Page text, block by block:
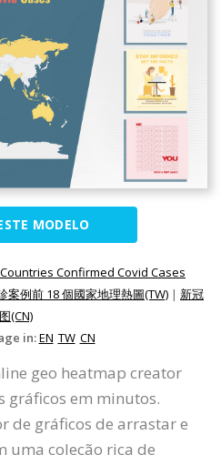
MODELO
Confirmed Covid Cases
案例前 18 個國家地理熱圖(TW) | 新冠
(CN)
in:EN TW CN
geo heatmap creator
gráficos em minutos.
de gráficos de arrastar e
uma coleção rica de